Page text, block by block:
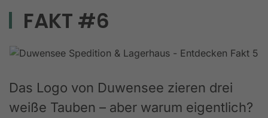
FAKT #6
Das Logo von Duwensee zieren drei
weiße Tauben – aber warum eigentlich?